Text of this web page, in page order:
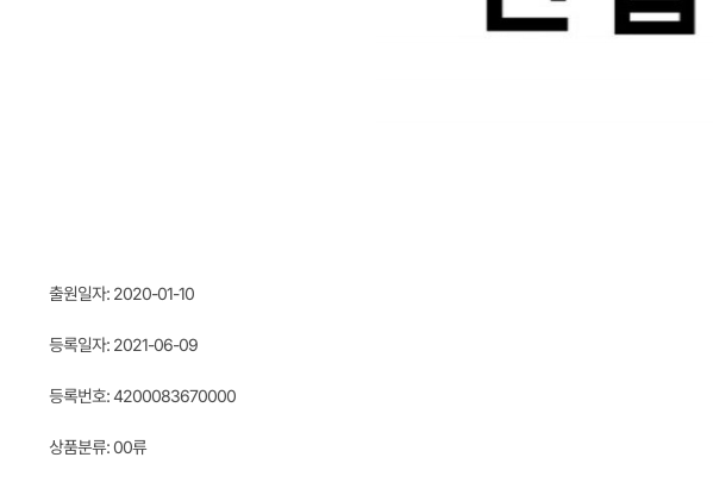
출원일자: 2020-01-10
등록일자: 2021-06-09
등록번호: 4200083670000
상품분류: 00류